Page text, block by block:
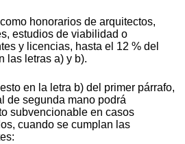
honorarios de arquitectos,
estudios de viabilidad o
y licencias, hasta el 12 % del
las letras a) y b).
en la letra b) del primer párrafo,
de segunda mano podrá
subvencionable en casos
cuando se cumplan las